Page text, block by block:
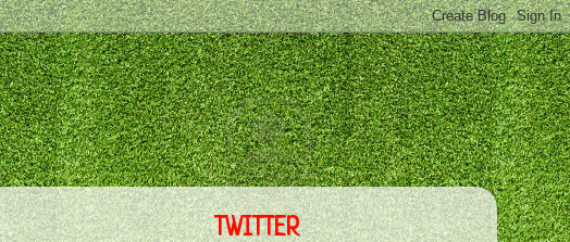
TWITTER